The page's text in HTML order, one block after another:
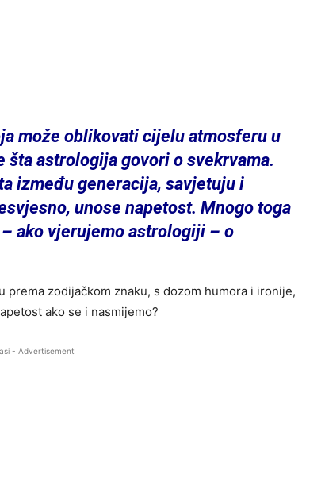
može oblikovati cijelu atmosferu u
astrologija govori o svekrvama.
između generacija, savjetuju i
unose napetost. Mnogo toga
ako vjerujemo astrologiji – o
zodijačkom znaku, s dozom humora i ironije,
ako se i nasmijemo?
- Advertisement